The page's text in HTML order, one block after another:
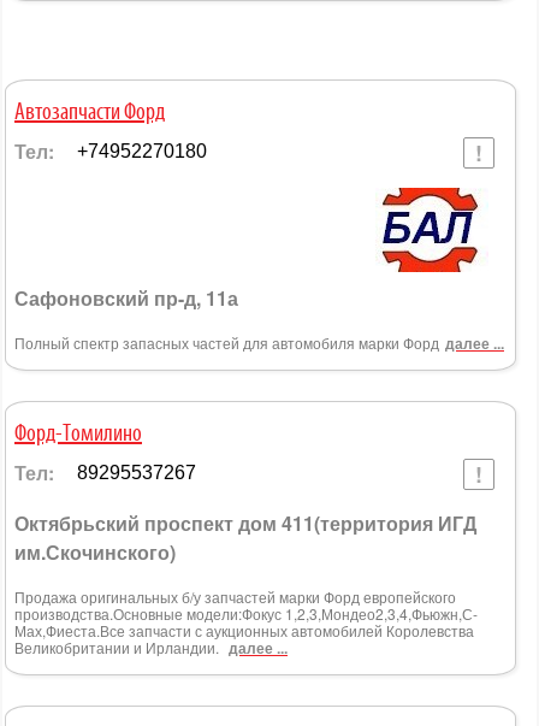
Автозапчасти Форд
Тел: +74952270180
Сафоновский пр-д, 11а
Полный спектр запасных частей для автомобиля марки Форд далее ...
Форд-Томилино
Тел: 89295537267
Октябрьский проспект дом 411(территория ИГД
им.Скочинского)
Продажа оригинальных б/у запчастей марки Форд европейского
производства.Основные модели:Фокус 1,2,3,Мондео2,3,4,Фьюжн,С-
Мах,Фиеста.Все запчасти с аукционных автомобилей Королевства
Великобритании и Ирландии. далее ...